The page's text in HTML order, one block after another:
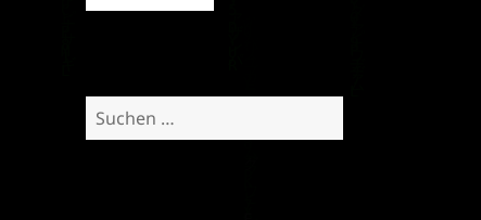
Suchen
nach: